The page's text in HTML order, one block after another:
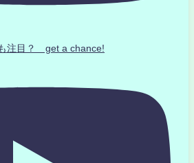
注目？ get a chance!